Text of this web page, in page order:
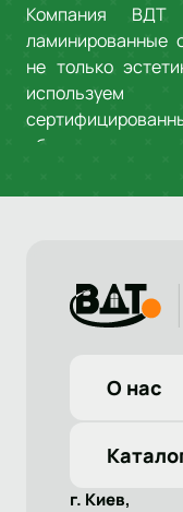
Компания ВДТ
ламинированные
не только
повреждениям.
ОКОН
офисы.
преимуществах и
О нас
г. Киев,